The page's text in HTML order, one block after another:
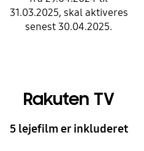
31.03.2025, skal aktiveres
senest 30.04.2025.
Rakuten TV
5 lejefilm er inkluderet